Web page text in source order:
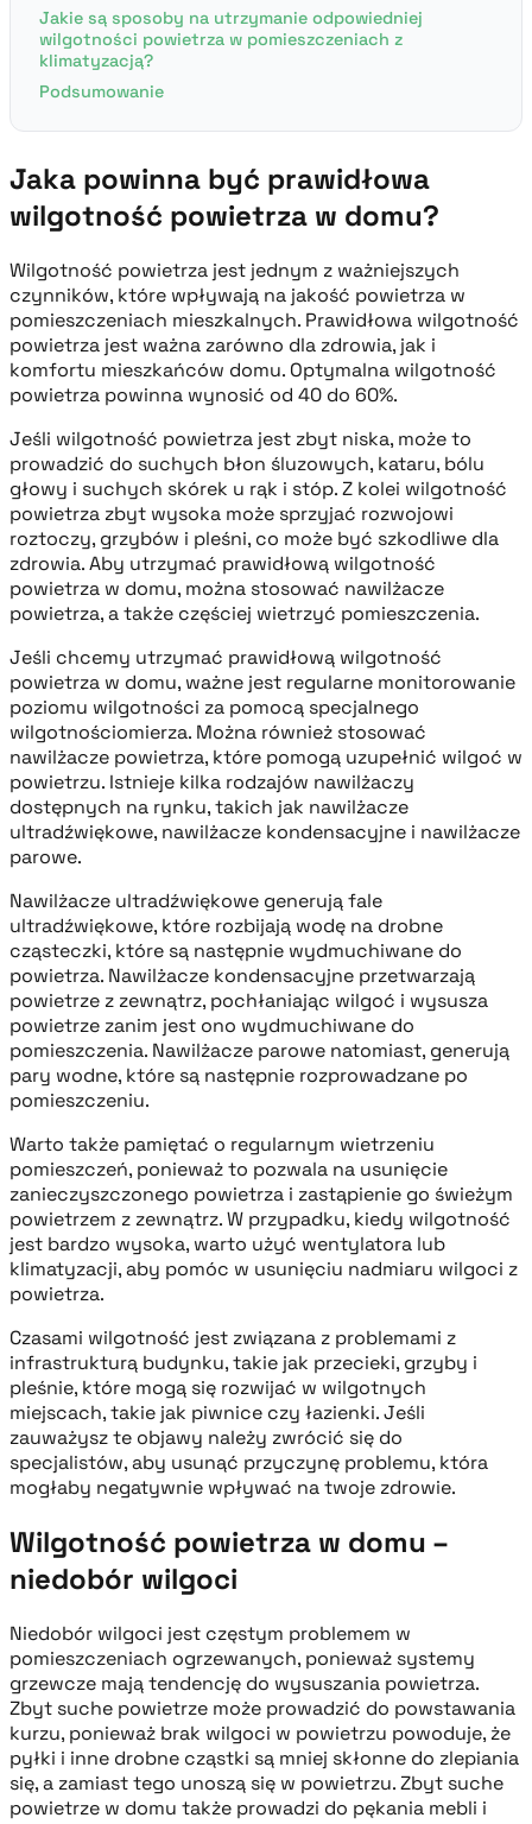
Jakie są sposoby na utrzymanie odpowiedniej
wilgotności powietrza w pomieszczeniach z
klimatyzacją?
Podsumowanie
Jaka powinna być prawidłowa
wilgotność powietrza w domu?
Wilgotność powietrza jest jednym z ważniejszych
czynników, które wpływają na jakość powietrza w
pomieszczeniach mieszkalnych. Prawidłowa wilgotność
powietrza jest ważna zarówno dla zdrowia, jak i
komfortu mieszkańców domu. Optymalna wilgotność
powietrza powinna wynosić od 40 do 60%.
Jeśli wilgotność powietrza jest zbyt niska, może to
prowadzić do suchych błon śluzowych, kataru, bólu
głowy i suchych skórek u rąk i stóp. Z kolei wilgotność
powietrza zbyt wysoka może sprzyjać rozwojowi
roztoczy, grzybów i pleśni, co może być szkodliwe dla
zdrowia. Aby utrzymać prawidłową wilgotność
powietrza w domu, można stosować nawilżacze
powietrza, a także częściej wietrzyć pomieszczenia.
Jeśli chcemy utrzymać prawidłową wilgotność
powietrza w domu, ważne jest regularne monitorowanie
poziomu wilgotności za pomocą specjalnego
wilgotnościomierza. Można również stosować
nawilżacze powietrza, które pomogą uzupełnić wilgoć w
powietrzu. Istnieje kilka rodzajów nawilżaczy
dostępnych na rynku, takich jak nawilżacze
ultradźwiękowe, nawilżacze kondensacyjne i nawilżacze
parowe.
Nawilżacze ultradźwiękowe generują fale
ultradźwiękowe, które rozbijają wodę na drobne
cząsteczki, które są następnie wydmuchiwane do
powietrza. Nawilżacze kondensacyjne przetwarzają
powietrze z zewnątrz, pochłaniając wilgoć i wysusza
powietrze zanim jest ono wydmuchiwane do
pomieszczenia. Nawilżacze parowe natomiast, generują
pary wodne, które są następnie rozprowadzane po
pomieszczeniu.
Warto także pamiętać o regularnym wietrzeniu
pomieszczeń, ponieważ to pozwala na usunięcie
zanieczyszczonego powietrza i zastąpienie go świeżym
powietrzem z zewnątrz. W przypadku, kiedy wilgotność
jest bardzo wysoka, warto użyć wentylatora lub
klimatyzacji, aby pomóc w usunięciu nadmiaru wilgoci z
powietrza.
Czasami wilgotność jest związana z problemami z
infrastrukturą budynku, takie jak przecieki, grzyby i
pleśnie, które mogą się rozwijać w wilgotnych
miejscach, takie jak piwnice czy łazienki. Jeśli
zauważysz te objawy należy zwrócić się do
specjalistów, aby usunąć przyczynę problemu, która
mogłaby negatywnie wpływać na twoje zdrowie.
Wilgotność powietrza w domu –
niedobór wilgoci
Niedobór wilgoci jest częstym problemem w
pomieszczeniach ogrzewanych, ponieważ systemy
grzewcze mają tendencję do wysuszania powietrza.
Zbyt suche powietrze może prowadzić do powstawania
kurzu, ponieważ brak wilgoci w powietrzu powoduje, że
pyłki i inne drobne cząstki są mniej skłonne do zlepiania
się, a zamiast tego unoszą się w powietrzu. Zbyt suche
powietrze w domu także prowadzi do pękania mebli i